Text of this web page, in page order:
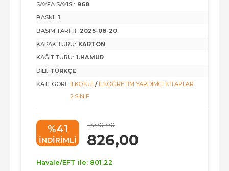
SAYFA SAYISI: 968
BASKI: 1
BASIM TARIHI: 2025-08-20
KAPAK TÜRÜ: KARTON
KAĞIT TÜRÜ: 1.HAMUR
DILI: TÜRKÇE
KATEGORI: İLKOKUL/ İLKÖĞRETIM YARDIMCI KITAPLAR
2.SINIF
%41
INDIRIMLI
1.400,00
826,00
Havale/EFT ile: 801 ,22